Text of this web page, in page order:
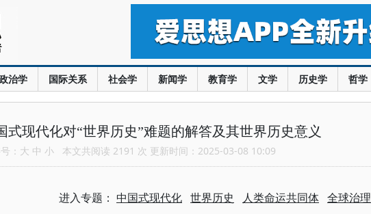
治学 国际关系 社会学 新闻学 教育学 文学 历史学 哲学
式现代化对“世界历史”难题的解答及其世界历史意义
： 大 中 小 本文共阅读 2191 次 更新时间：2025-03-08 10:09
进入专题： 中国式现代化 世界历史 人类命运共同体 全球治理